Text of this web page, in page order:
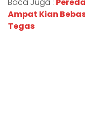
Baca Juga :
Ampat Kian
Tegas